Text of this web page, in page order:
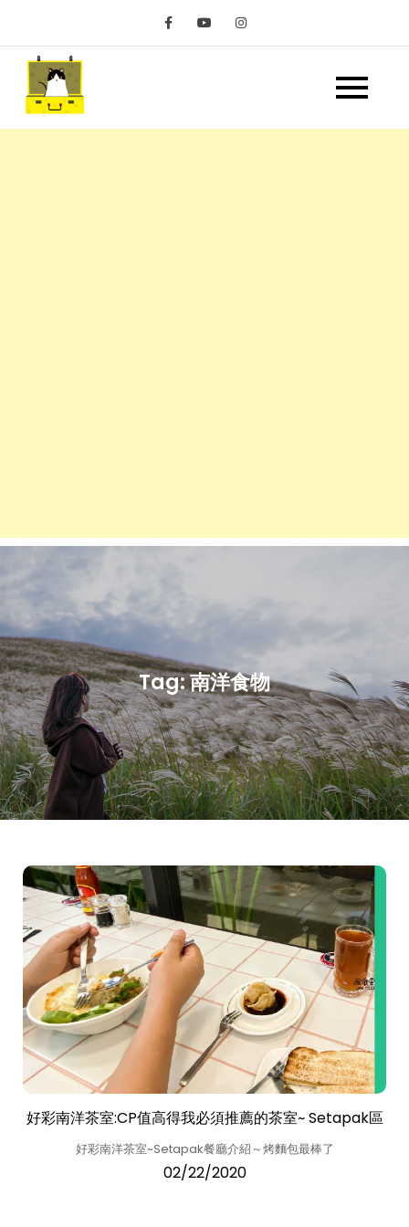
content
嘿 我要旅行 Hey Travel
Life
Tag:南洋食物
好彩南洋茶室:CP值高得我必須推薦的茶室~ Setapak區
好彩南洋茶室~Setapak餐廳介紹～烤麵包最棒了
02/22/2020